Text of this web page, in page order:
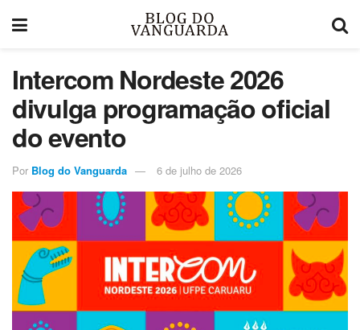
Intercom Nordeste 2026
divulga programação oficial
do evento
Por Blog do Vanguarda 6 de julho de 2026